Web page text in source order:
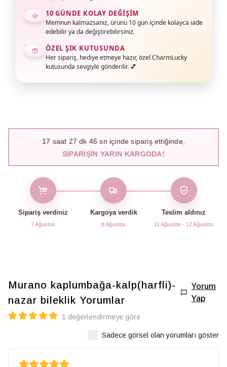
10 GÜNDE KOLAY DEĞIŞIM
Memnun kalmazsanız, ürünü 10 gün içinde kolayca iade
edebilir ya da değiştirebilirsiniz.
ÖZEL ŞIK KUTUSUNDA
Her sipariş, hediye etmeye hazır, özel CharmLucky
kutusunda sevgiyle gönderilir. 💕
17 saat 27 dk 45 sn içinde sipariş ettiğinde,
SIPARIŞIN YARIN KARGODA!
Sipariş verdiniz
7 Ağustos
Kargoya verdik
8 Ağustos
Teslim aldınız
11 Ağustos - 12 Ağustos
Murano kaplumbağa-kalp(harfli)-
nazar bileklik Yorumlar
Yorum
Yap
1 değerlendirmeye göre
Sadece görsel olan yorumları göster